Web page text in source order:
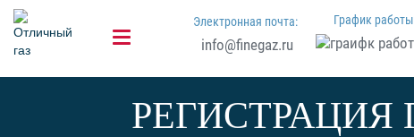
Электронная почта:
info@finegaz.ru
График
РЕГИСТРАЦИЯ